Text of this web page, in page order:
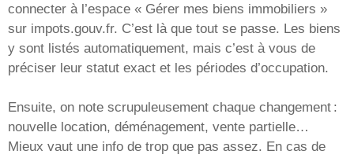
connecter à l’espace « Gérer mes biens immobiliers »
sur impots.gouv.fr. C’est là que tout se passe. Les biens
y sont listés automatiquement, mais c’est à vous de
préciser leur statut exact et les périodes d’occupation.
Ensuite, on note scrupuleusement chaque changement :
nouvelle location, déménagement, vente partielle…
Mieux vaut une info de trop que pas assez. En cas de